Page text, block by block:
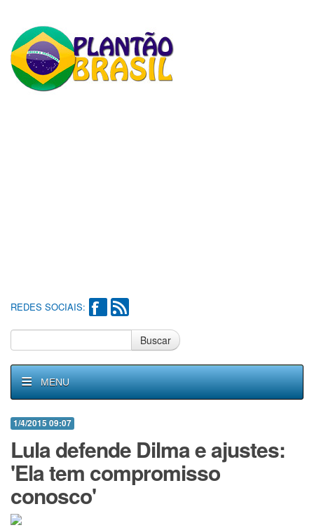
REDES SOCIAIS:
Buscar
MENU
1/4/2015 09:07
Lula defende Dilma e ajustes:
'Ela tem compromisso
conosco'